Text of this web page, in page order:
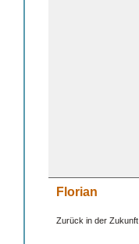
Florian
Zurück in der Zukunft